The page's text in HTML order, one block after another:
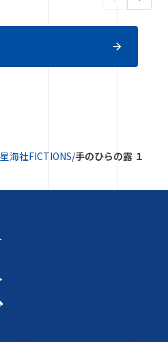
星海社FICTIONS/手のひらの露 １